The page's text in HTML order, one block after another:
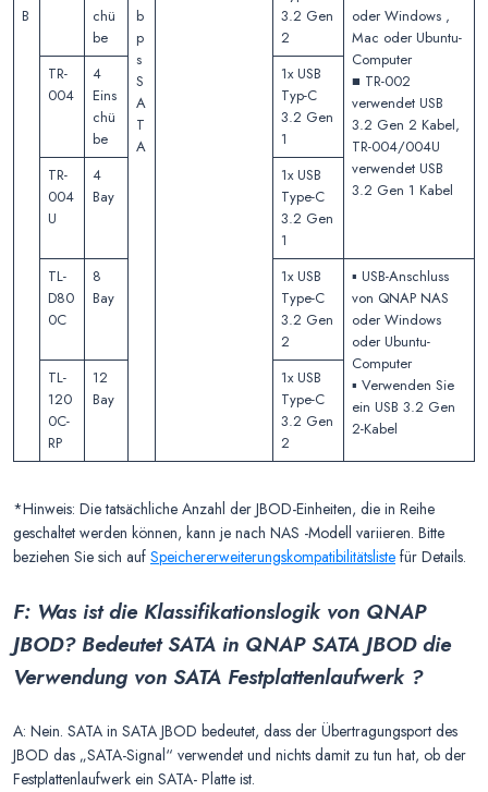
B
chü
be
b
p
s
S
A
T
A
3.2 Gen
2
oder Windows ,
Mac oder Ubuntu-
Computer
■ TR-002
verwendet USB
3.2 Gen 2 Kabel,
TR-004/004U
verwendet USB
3.2 Gen 1 Kabel
TR-
004
4
Eins
chü
be
1x USB
Typ-C
3.2 Gen
1
TR-
004
U
4
Bay
1x USB
Type-C
3.2 Gen
1
TL-
D80
0C
8
Bay
1x USB
Type-C
3.2 Gen
2
▪️ USB-Anschluss
von QNAP NAS
oder Windows
oder Ubuntu-
Computer
▪️ Verwenden Sie
ein USB 3.2 Gen
2-Kabel
TL-
120
0C-
RP
12
Bay
1x USB
Type-C
3.2 Gen
2
*Hinweis: Die tatsächliche Anzahl der JBOD-Einheiten, die in Reihe
geschaltet werden können, kann je nach NAS -Modell variieren. Bitte
beziehen Sie sich auf Speichererweiterungskompatibilitätsliste für Details.
F: Was ist die Klassifikationslogik von QNAP
JBOD? Bedeutet SATA in QNAP SATA JBOD die
Verwendung von SATA Festplattenlaufwerk ?
A: Nein. SATA in SATA JBOD bedeutet, dass der Übertragungsport des
JBOD das „SATA-Signal“ verwendet und nichts damit zu tun hat, ob der
Festplattenlaufwerk ein SATA- Platte ist.